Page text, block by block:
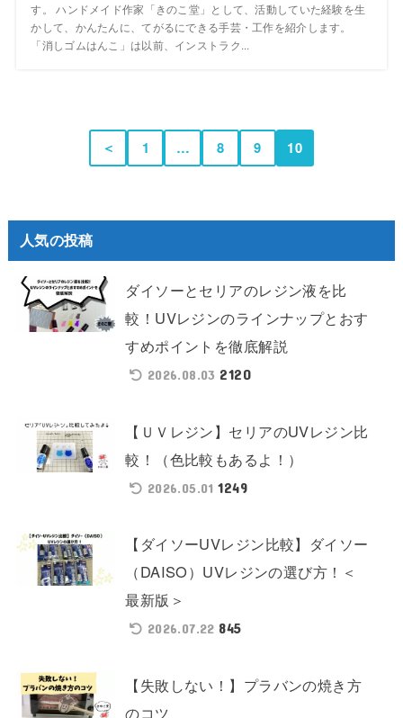
す。 ハンドメイド作家「きのこ堂」として、活動していた経験を生
かして、かんたんに、てがるにできる手芸・工作を紹介します。
「消しゴムはんこ」は以前、インストラク...
＜ 1 … 8 9 10
人気の投稿
ダイソーとセリアのレジン液を比
較！UVレジンのラインナップとおす
すめポイントを徹底解説
2026.08.03 2120
【ＵＶレジン】セリアのUVレジン比
較！（色比較もあるよ！）
2026.05.01 1249
【ダイソーUVレジン比較】ダイソー
（DAISO）UVレジンの選び方！＜
最新版＞
2026.07.22 845
【失敗しない！】プラバンの焼き方
のコツ